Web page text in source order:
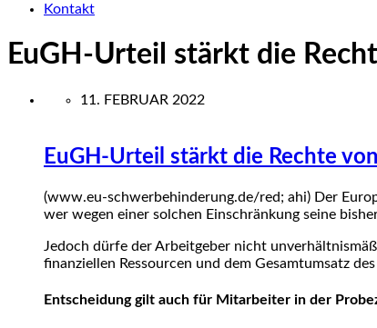
Kontakt
EuGH-Urteil stärkt die
11. FEBRUAR 2022
EuGH-Urteil stärkt die Rechte
(www.eu-schwerbehinderung.de/red; ahi) Der
wer wegen einer solchen Einschränkung seine
Jedoch dürfe der Arbeitgeber nicht
finanziellen Ressourcen und dem Gesamtumsatz
Entscheidung gilt auch für Mitarbeiter in der